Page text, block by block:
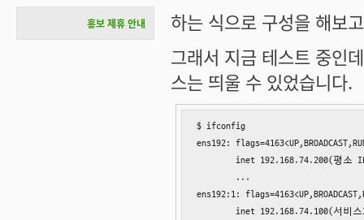
하는 식으로 구성을 해보
그래서 지금 테스트 중인
스는 띄울 수 있었습니다.
$ ifconfig
ens192:
inet 192.168.74.200(평소
        ...
ens192:1:
inet 192.168.74.100(서비
홍보 제휴 안내